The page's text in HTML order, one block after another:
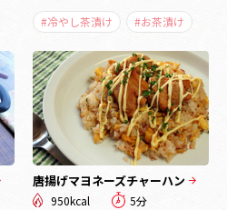
#冷やし茶漬け #お茶漬け
唐揚げマヨネーズチャーハン
950kcal
5分